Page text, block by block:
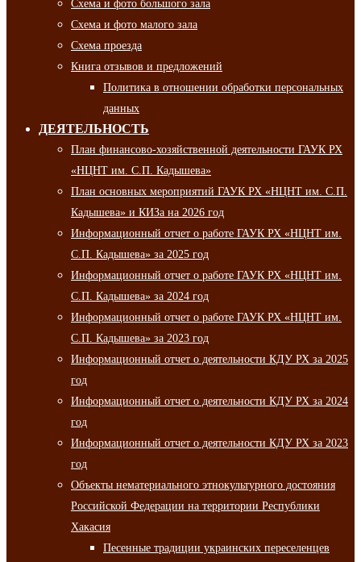
Схема и фото большого зала
Схема и фото малого зала
Схема проезда
Книга отзывов и предложений
Политика в отношении обработки персональных
данных
ДЕЯТЕЛЬНОСТЬ
План финансово-хозяйственной деятельности ГАУК РХ
«НЦНТ им. С.П. Кадышева»
План основных мероприятий ГАУК РХ «НЦНТ им. С.П.
Кадышева» и КИЗа на 2026 год
Информационный отчет о работе ГАУК РХ «НЦНТ им.
С.П. Кадышева» за 2025 год
Информационный отчет о работе ГАУК РХ «НЦНТ им.
С.П. Кадышева» за 2024 год
Информационный отчет о работе ГАУК РХ «НЦНТ им.
С.П. Кадышева» за 2023 год
Информационный отчет о деятельности КДУ РХ за 2025
год
Информационный отчет о деятельности КДУ РХ за 2024
год
Информационный отчет о деятельности КДУ РХ за 2023
год
Объекты нематериального этнокультурного достояния
Российской Федерации на территории Республики
Хакасия
Песенные традиции украинских переселенцев